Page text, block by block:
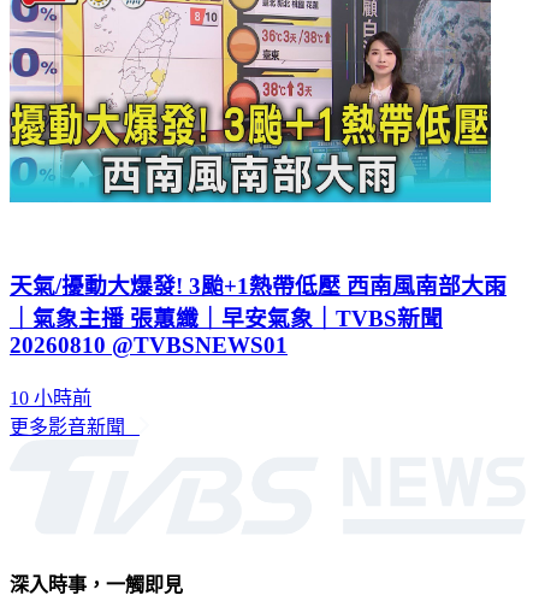
天氣/擾動大爆發! 3颱+1熱帶低壓 西南風南部大雨
｜氣象主播 張蕙纖｜早安氣象｜TVBS新聞
20260810 @TVBSNEWS01
10 小時前
更多影音新聞
深入時事，一觸即見